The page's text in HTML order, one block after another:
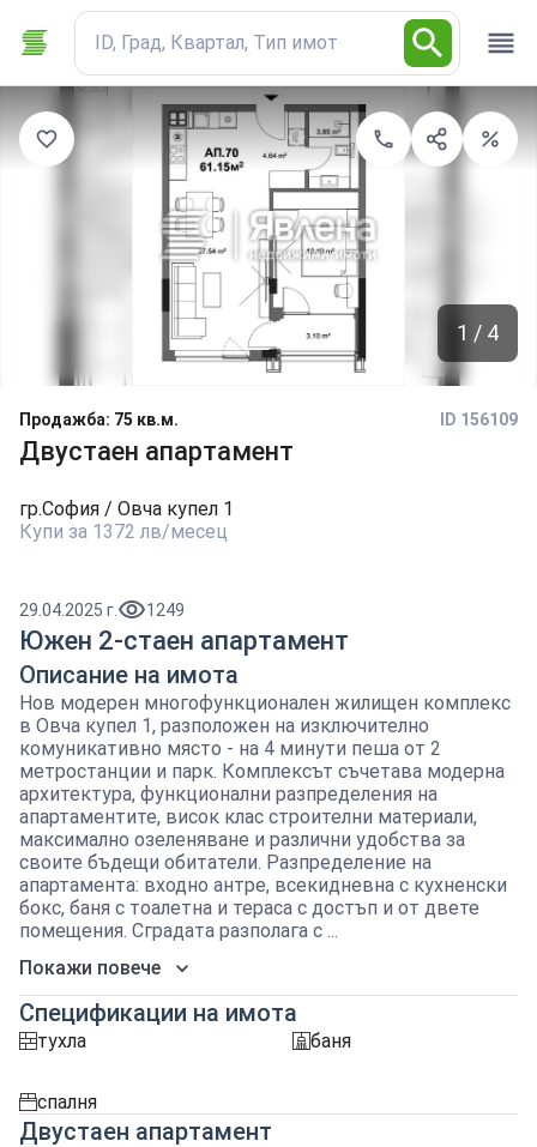
ID, Град, Квартал, Тип имот
1 / 4
Продажба: 75 кв.м.
Двустаен апартамент
ID 156109
гр.София / Овча купел 1
Купи за 1372 лв/месец
29.04.2025 г. 1249
Южен 2-стаен апартамент
Описание на имота
Нов модерен многофункционален жилищен комплекс
в Овча купел 1, разположен на изключително
комуникативно място - на 4 минути пеша от 2
метростанции и парк. Комплексът съчетава модерна
архитектура, функционални разпределения на
апартаментите, висок клас строителни материали,
максимално озеленяване и различни удобства за
своите бъдещи обитатели. Разпределение на
апартамента: входно антре, всекидневна с кухненски
бокс, баня с тоалетна и тераса с достъп и от двете
помещения. Сградата разполага с ...
Покажи повече
Спецификации на имота
tuhlaтухла sanitarno_pomeshtenie баня
spalniaспалня
Двустаен апартамент